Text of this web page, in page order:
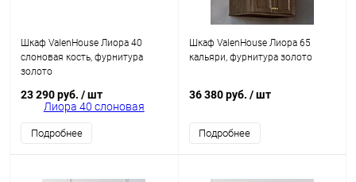
Шкаф ValenHouse Лиора 40
слоновая кость, фурнитура
золото
23 290 руб. / шт
Подробнее
Шкаф ValenHouse Лиора 65
кальяри, фурнитура золото
36 380 руб. / шт
Подробнее